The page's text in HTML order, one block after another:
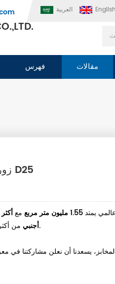
العربية English
فهرس مقالات
زورونا في معرض كانتون 139 | الجناح 18.1 D25
يمتد1.55 مليون متر مربع معأكثر من
أجنبي من أكثر من أكثر من 520 ألف مشارك عبر الإنترنت.
أن نعلن مشاركتنا في معرض كانتون 139، الذي